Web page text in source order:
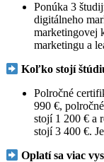
Ponúka 3
digitálneho
marketingovej
marketingu a
Koľko stojí
Polročné
990 €,
stojí 1 200 € a
stojí 3 400 €.
Oplatí sa viac